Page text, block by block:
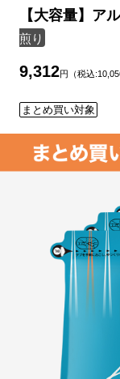
【大容量】ア
煎り
9,312円（税込
まとめ買い対象